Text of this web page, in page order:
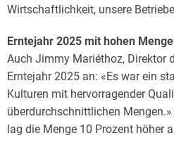
Wirtschaftlichkeit, unsere
Erntejahr 2025 mit hohen
Auch Jimmy Mariéthoz, Direktor
Erntejahr 2025 an: «Es war ein
Kulturen mit hervorragender
überdurchschnittlichen
lag die Menge 10 Prozent höher